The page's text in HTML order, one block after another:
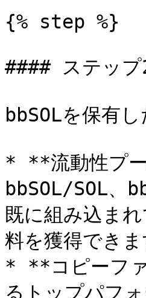
{% step %}
#### ステッ
bbSOLを保有
* **流動性プー
bbSOL/SOL、
既に組み込ま
料を獲得できま
* **コピーフ
るトップパフ